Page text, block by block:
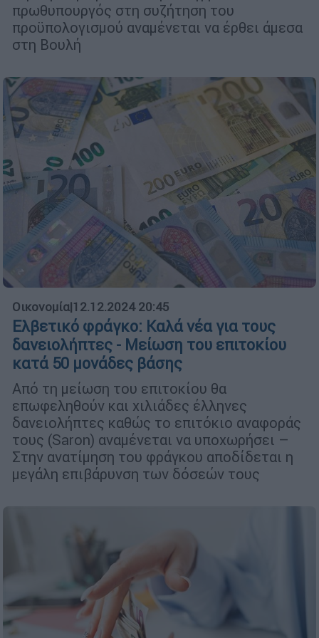
πρωθυπουργός στη συζήτηση του
προϋπολογισμού αναμένεται να έρθει άμεσα
στη Βουλή
Οικονομία|12.12.2024 20:45
Ελβετικό φράγκο: Καλά νέα για τους
δανειολήπτες - Μείωση του επιτοκίου
κατά 50 μονάδες βάσης
Από τη μείωση του επιτοκίου θα
επωφεληθούν και χιλιάδες έλληνες
δανειολήπτες καθώς το επιτόκιο αναφοράς
τους (Saron) αναμένεται να υποχωρήσει –
Στην ανατίμηση του φράγκου αποδίδεται η
μεγάλη επιβάρυνση των δόσεών τους